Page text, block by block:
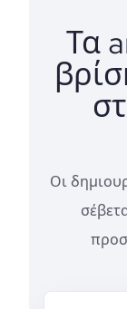
Τα
Οι